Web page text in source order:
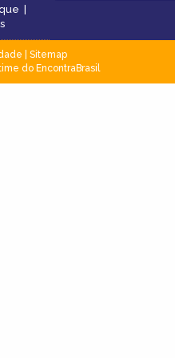
|
Sitemap
do EncontraBrasil